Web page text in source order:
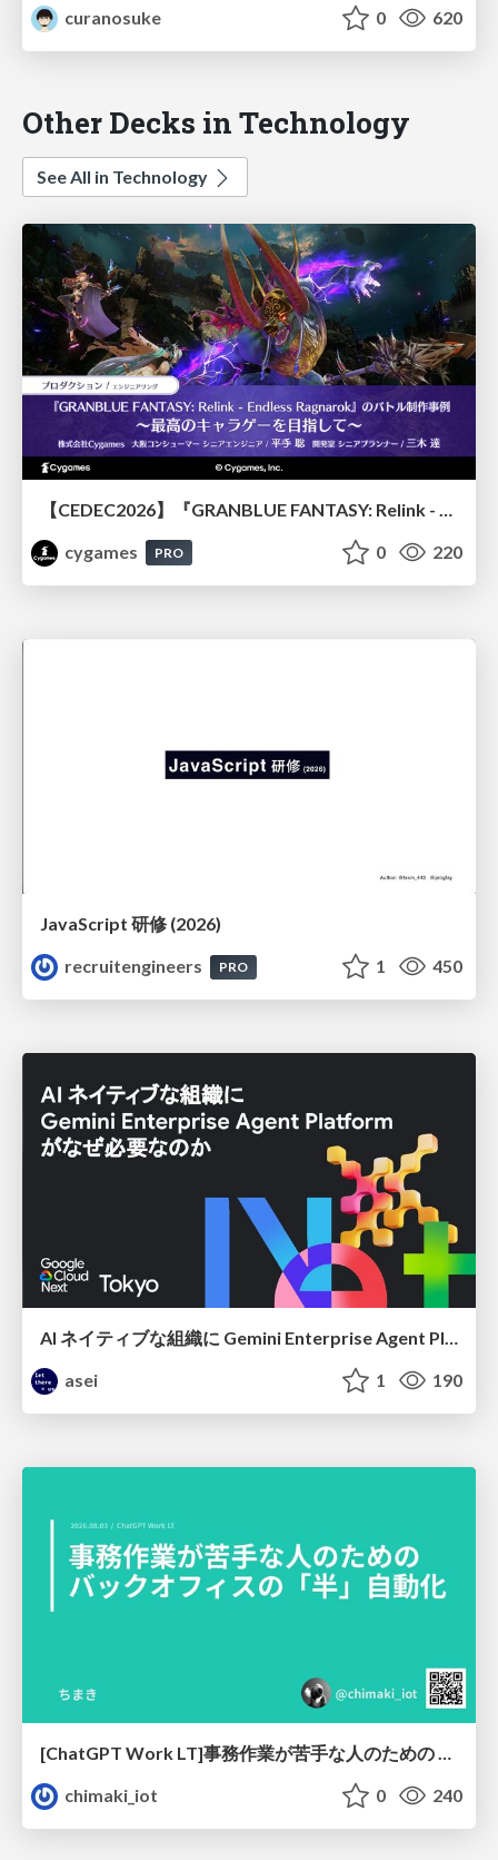
curanosuke 0 620
Other Decks in Technology
See All in Technology
cygames
PRO 0 220
JavaScript 研修 (2026)
recruitengineers
PRO 1 450
AI ネイティブな組織に Gemini Enterprise Agent Platform がなぜ必要なのか
asei
1 190
chimaki_iot
0 240